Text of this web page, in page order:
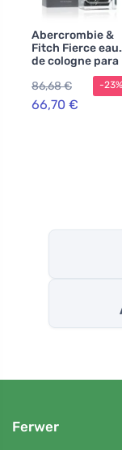
Abercrombie &
Fitch Fierce eau
de cologne para
homens 200 ml
86,68 €
66,70 €
-23%
Ferwer